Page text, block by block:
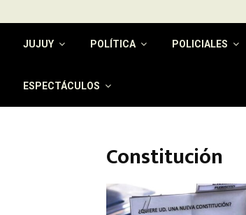
JUJUY POLÍTICA POLICIALES
ESPECTÁCULOS
Constitución